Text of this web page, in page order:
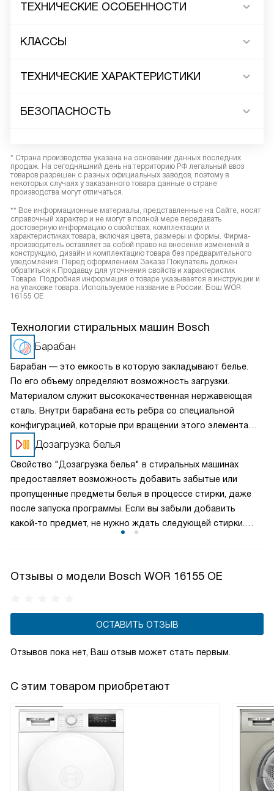
ТЕХНИЧЕСКИЕ ОСОБЕННОСТИ
КЛАССЫ
ТЕХНИЧЕСКИЕ ХАРАКТЕРИСТИКИ
БЕЗОПАСНОСТЬ
* Страна производства указана на основании данных последних
продаж. На сегодняшний день на территорию РФ легальный ввоз
товаров разрешен с разных официальных заводов, поэтому в
некоторых случаях у заказанного товара данные о стране
производства могут отличаться.
** Все информационные материалы, представленные на Сайте, носят
справочный характер и не могут в полной мере передавать
достоверную информацию о свойствах, комплектации и
характеристиках товара, включая цвета, размеры и формы. Фирма-
производитель оставляет за собой право на внесение изменений в
конструкцию, дизайн и комплектацию товара без предварительного
уведомления. Перед оформлением Заказа Покупатель должен
обратиться к Продавцу для уточнения свойств и характеристик
Товара. Подробная информация о товаре указывается в инструкции и
на упаковке товара. Используемое название в России: Бош WOR
16155 OE
Технологии стиральных машин Bosch
Барабан
Барабан — это емкость в которую закладывают белье.
По его объему определяют возможность загрузки.
Материалом служит высококачественная нержавеющая
сталь. Внутри барабана есть ребра со специальной
конфигурацией, которые при вращении этого элемента
переворачивают и бережно отстирывают вещи. Барабаны
Bosch прочны, долговечны и бесшумны.
Дозагрузка белья
Свойство "Дозагрузка белья" в стиральных машинах
предоставляет возможность добавить забытые или
пропущенные предметы белья в процессе стирки, даже
после запуска программы. Если вы забыли добавить
какой-то предмет, не нужно ждать следующей стирки.
стиральной машины.
Отзывы о модели Bosch WOR 16155 OE
ОСТАВИТЬ ОТЗЫВ
Отзывов пока нет, Ваш отзыв может стать первым.
С этим товаром приобретают